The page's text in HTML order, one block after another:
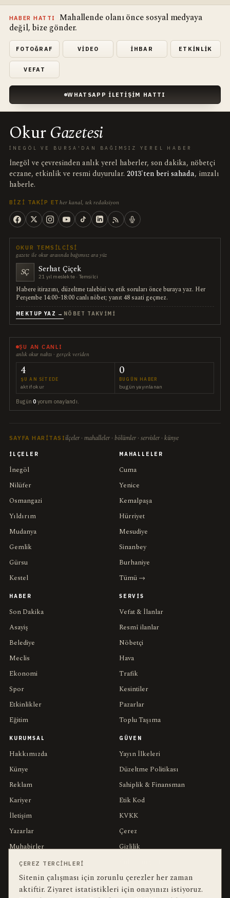
HABER HATTI
Mahallende olanı önce sosyal medyaya
değil, bize gönder.
FOTOĞRAF VIDEO İHBAR ETKINLIK
VEFAT
WHATSAPP İLETIŞIM HATTI
OkurGazetesi
İNEGÖL VE BURSA'DAN BAĞIMSIZ YEREL HABER
İnegöl ve çevresinden anlık yerel haberler, son dakika, nöbetçi
eczane, etkinlik ve resmi duyurular. 2013'ten beri sahada, imzalı
haberle.
BIZI TAKIP ET her kanal, tek redaksiyon
OKUR TEMSILCISI
gazete ile okur arasında bağımsız ara yüz
SÇ Serhat Çiçek
21 yıl meslekte · Temsilci
Habere itirazını, düzeltme talebini ve etik soruları önce buraya yaz. Her
Perşembe 14:00–18:00 canlı nöbet; yanıt 48 saati geçmez.
MEKTUP YAZ → NÖBET TAKVIMI
ŞU AN CANLI
anlık okur nabzı · gerçek veriden
4
ŞU AN SITEDE
aktif okur
0
BUGÜN HABER
bugün yayınlanan
Bugün0 yorum onaylandı.
SAYFA HARITASI ilçeler · mahalleler · bölümler · servisler · künye
İLÇELER
İnegöl
Nilüfer
Osmangazi
Yıldırım
Mudanya
Gemlik
Gürsu
Kestel
MAHALLELER
Cuma
Yenice
Kemalpaşa
Hürriyet
Mesudiye
Sinanbey
Burhaniye
Tümü →
HABER
Son Dakika
Asayiş
Belediye
Meclis
Ekonomi
Spor
Etkinlikler
Eğitim
SERVIS
Vefat & İlanlar
Resmî ilanlar
Nöbetçi
Hava
Trafik
Kesintiler
Pazarlar
Toplu Taşıma
KURUMSAL
Hakkımızda
Künye
Reklam
Kariyer
İletişim
Yazarlar
Muhabirler
Editörler
GÜVEN
Yayın İlkeleri
Düzeltme Politikası
Sahiplik & Finansman
Etik Kod
KVKK
Çerez
Gizlilik
YEREL ARANANLAR bu hafta en çok aranan
ÇEREZ TERCIHLERI
Sitenin çalışması için zorunlu çerezler her zaman
aktiftir. Ziyaret istatistikleri için onayınızı istiyoruz.